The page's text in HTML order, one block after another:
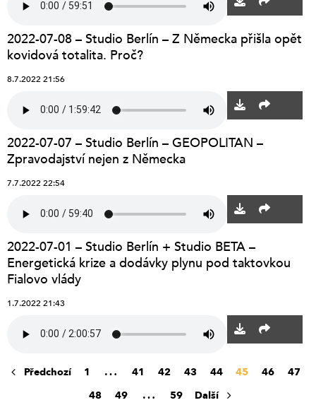
2022-07-08 – Studio Berlín – Z Německa přišla opět
kovidová totalita. Proč?
8.7.2022 21:56
2022-07-07 – Studio Berlín – GEOPOLITAN –
Zpravodajství nejen z Německa
7.7.2022 22:54
2022-07-01 – Studio Berlín + Studio BETA –
Energetická krize a dodávky plynu pod taktovkou
Fialovo vlády
1.7.2022 21:43
POSTS
Předchozí 1 … 41 42 43 44 45 46
47
48
49 … 59 Další